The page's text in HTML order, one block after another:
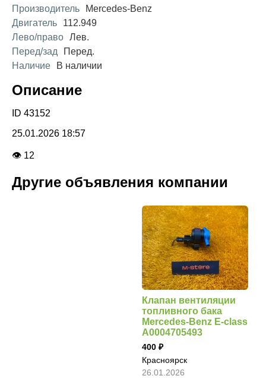
Производитель
Mercedes-Benz
Двигатель
112.949
Лево/право Лев.
Перед/зад
Перед.
Наличие
В наличии
Описание
ID 43152
25.01.2026 18:57
👁 12
Другие объявления компании
Клапан вентиляции
топливного бака
Mercedes-Benz E-class
A0004705493
400
Красноярск
26.01.2026